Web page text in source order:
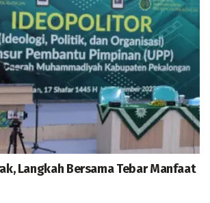
Langkah Bersama Tebar Manfaat